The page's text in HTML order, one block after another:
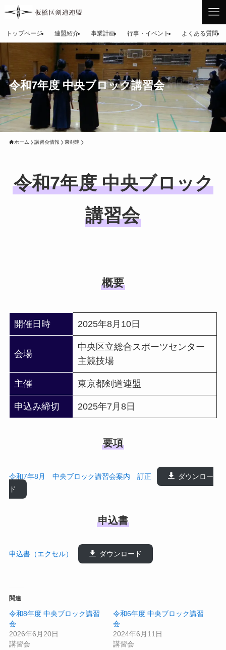
トップページ 連盟紹介 事業計画 行事・イベント よくある質問
令和7年度 中央ブロック講習会
ホーム 講習会情報 東剣連
令和7年度 中央ブロック
講習会
概要
開催日時 2025年8月10日
会場
中央区立総合スポーツセンター
主競技場
主催 東京都剣道連盟
申込み締切 2025年7月8日
要項
令和7年8月 中央ブロック講習会案内 訂正
ダウンロー
ド
申込書
申込書（エクセル） ダウンロード
関連
令和8年度 中央ブロック講習
会
2026年6月20日
講習会
令和6年度 中央ブロック講習
会
2024年6月11日
講習会